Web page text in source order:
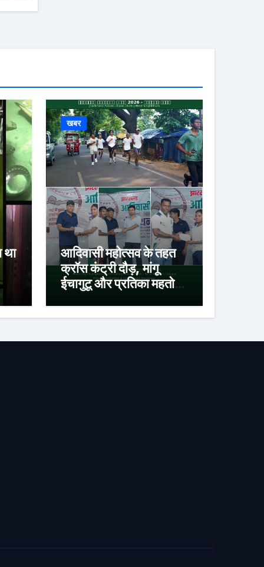
था
खबर
आदिवासी महोत्सव के तहत
क्रॉस कंट्री दौड़, मांगू
ईचागुटू और प्रतिका महतो